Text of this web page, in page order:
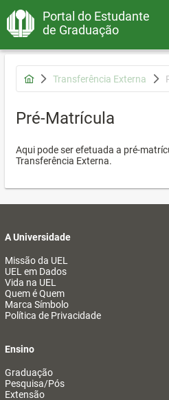
Portal do Estudante
de Graduação
Transferência Externa
Pré-Matrícula
Aqui pode ser efetuada a pré-
Transferência Externa.
A Universidade
Missão da UEL
UEL em Dados
Vida na UEL
Quem é Quem
Marca Símbolo
Política de Privacidade
Ensino
Graduação
Pesquisa/Pós
Extensão